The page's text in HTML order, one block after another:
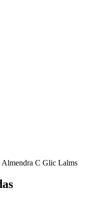
Almendra C Glic Lalms